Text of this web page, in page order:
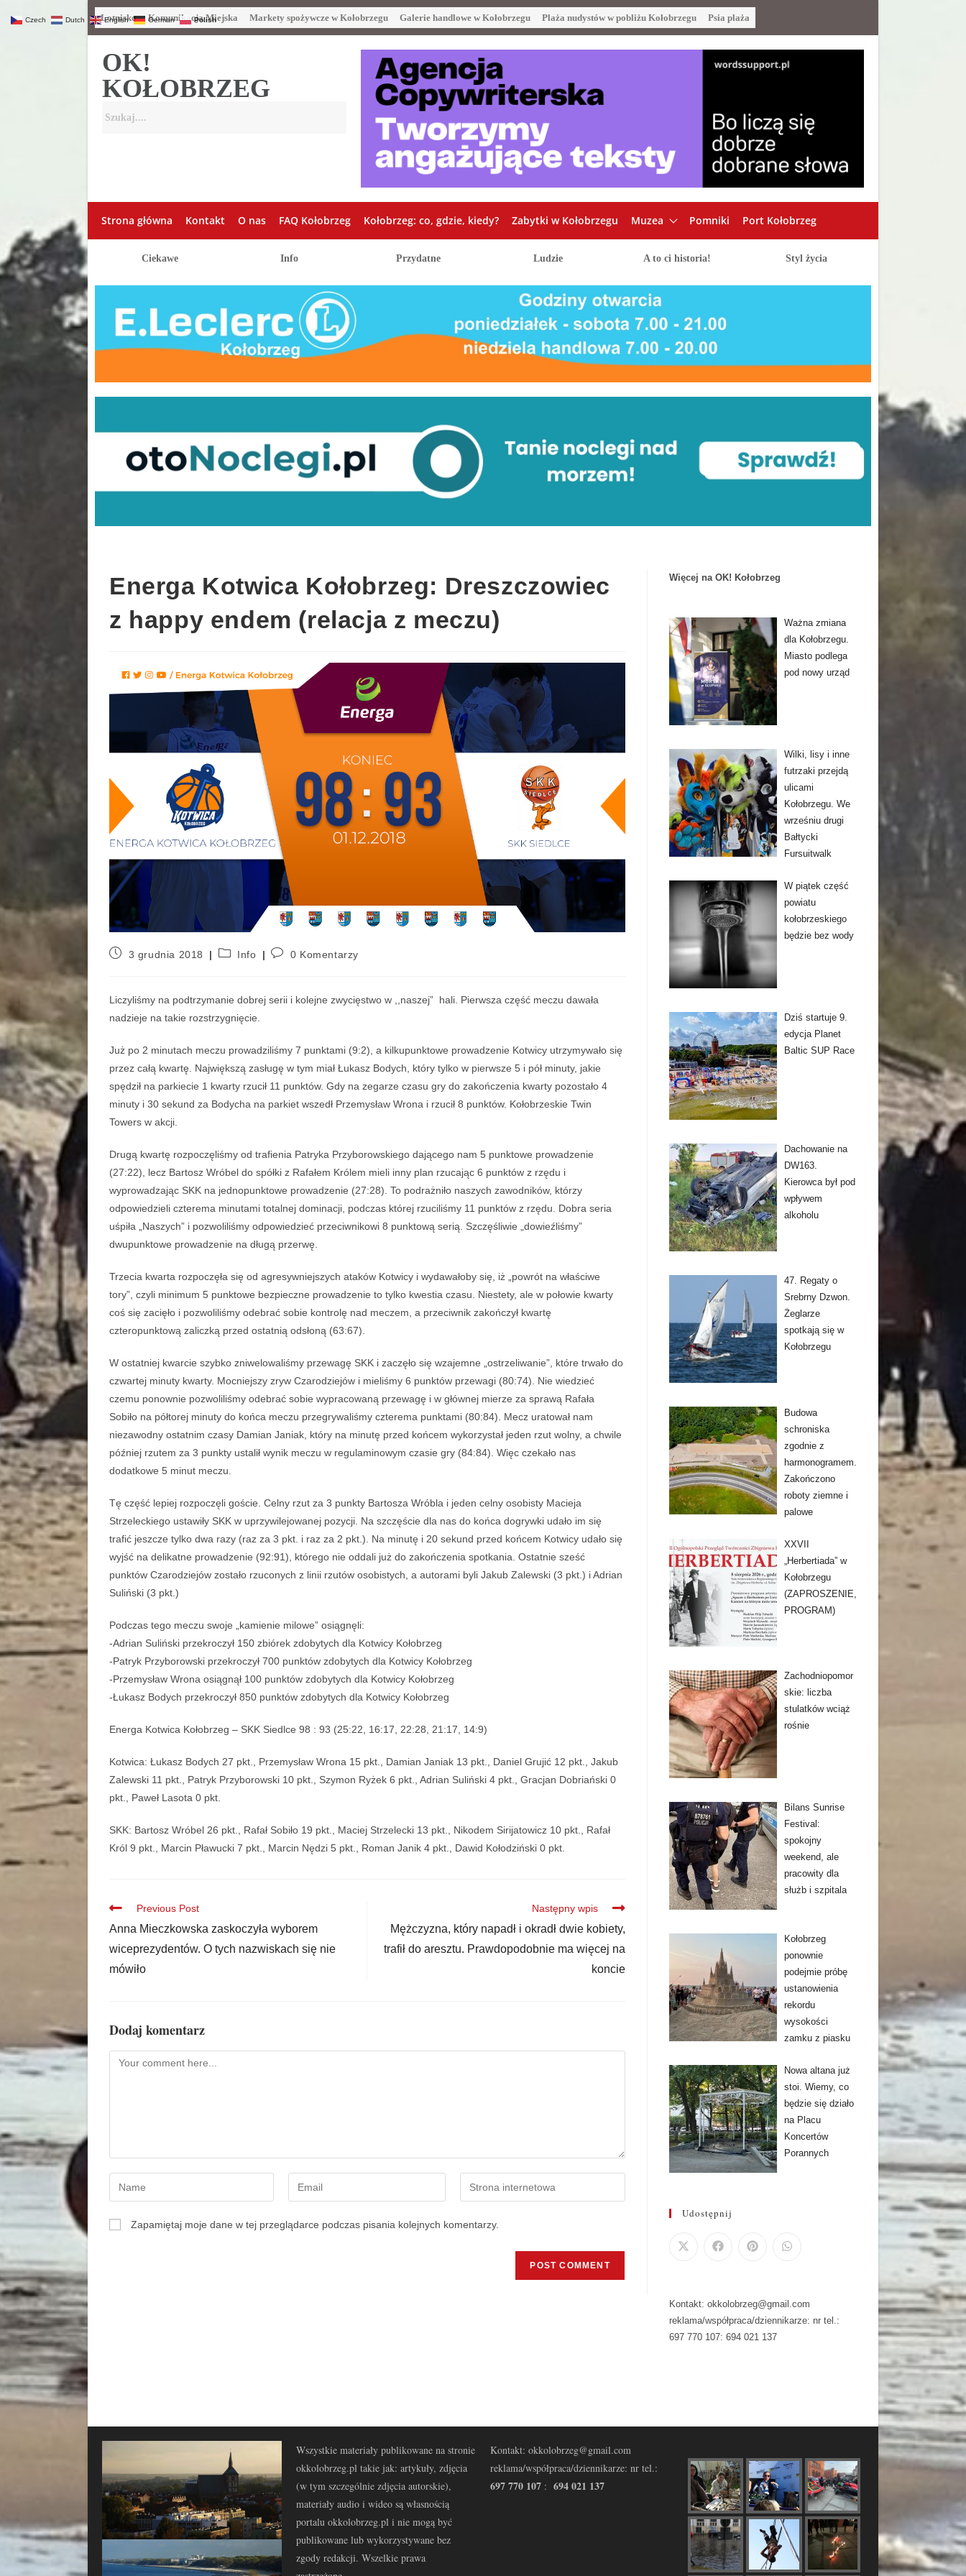
Lotnisko Komunikacja Miejska Markety spożywcze w Kołobrzegu Galerie handlowe w Kołobrzegu Plaża nudystów w pobliżu Kołobrzegu Psia plaża
OK!
KOŁOBRZEG
Strona główna Kontakt O nas FAQ Kołobrzeg Kołobrzeg: co, gdzie, kiedy? Zabytki w Kołobrzegu Muzea Pomniki Port Kołobrzeg
Ciekawe Info Przydatne Ludzie A to ci historia! Styl życia
Energa Kotwica Kołobrzeg: Dreszczowiec
z happy endem (relacja z meczu)
3 grudnia 2018 Info 0 Komentarzy
Liczyliśmy na podtrzymanie dobrej serii i kolejne zwycięstwo w ,,naszej” hali. Pierwsza część meczu dawała
nadzieje na takie rozstrzygnięcie.
Już po 2 minutach meczu prowadziliśmy 7 punktami (9:2), a kilkupunktowe prowadzenie Kotwicy utrzymywało się
przez całą kwartę. Największą zasługę w tym miał Łukasz Bodych, który tylko w pierwsze 5 i pół minuty, jakie
spędził na parkiecie 1 kwarty rzucił 11 punktów. Gdy na zegarze czasu gry do zakończenia kwarty pozostało 4
minuty i 30 sekund za Bodycha na parkiet wszedł Przemysław Wrona i rzucił 8 punktów. Kołobrzeskie Twin
Towers w akcji.
Drugą kwartę rozpoczęliśmy od trafienia Patryka Przyborowskiego dającego nam 5 punktowe prowadzenie
(27:22), lecz Bartosz Wróbel do spółki z Rafałem Królem mieli inny plan rzucając 6 punktów z rzędu i
wyprowadzając SKK na jednopunktowe prowadzenie (27:28). To podrażniło naszych zawodników, którzy
odpowiedzieli czterema minutami totalnej dominacji, podczas której rzuciliśmy 11 punktów z rzędu. Dobra seria
uśpiła „Naszych” i pozwoliliśmy odpowiedzieć przeciwnikowi 8 punktową serią. Szczęśliwie „dowieźliśmy”
dwupunktowe prowadzenie na długą przerwę.
Trzecia kwarta rozpoczęła się od agresywniejszych ataków Kotwicy i wydawałoby się, iż „powrót na właściwe
tory”, czyli minimum 5 punktowe bezpieczne prowadzenie to tylko kwestia czasu. Niestety, ale w połowie kwarty
coś się zacięło i pozwoliliśmy odebrać sobie kontrolę nad meczem, a przeciwnik zakończył kwartę
czteropunktową zaliczką przed ostatnią odsłoną (63:67).
W ostatniej kwarcie szybko zniwelowaliśmy przewagę SKK i zaczęło się wzajemne „ostrzeliwanie”, które trwało do
czwartej minuty kwarty. Mocniejszy zryw Czarodziejów i mieliśmy 6 punktów przewagi (80:74). Nie wiedzieć
czemu ponownie pozwoliliśmy odebrać sobie wypracowaną przewagę i w głównej mierze za sprawą Rafała
Sobiło na półtorej minuty do końca meczu przegrywaliśmy czterema punktami (80:84). Mecz uratował nam
niezawodny ostatnim czasy Damian Janiak, który na minutę przed końcem wykorzystał jeden rzut wolny, a chwile
później rzutem za 3 punkty ustalił wynik meczu w regulaminowym czasie gry (84:84). Więc czekało nas
dodatkowe 5 minut meczu.
Tę część lepiej rozpoczęli goście. Celny rzut za 3 punkty Bartosza Wróbla i jeden celny osobisty Macieja
Strzeleckiego ustawiły SKK w uprzywilejowanej pozycji. Na szczęście dla nas do końca dogrywki udało im się
trafić jeszcze tylko dwa razy (raz za 3 pkt. i raz za 2 pkt.). Na minutę i 20 sekund przed końcem Kotwicy udało się
wyjść na delikatne prowadzenie (92:91), którego nie oddali już do zakończenia spotkania. Ostatnie sześć
punktów Czarodziejów zostało rzuconych z linii rzutów osobistych, a autorami byli Jakub Zalewski (3 pkt.) i Adrian
Suliński (3 pkt.)
Podczas tego meczu swoje „kamienie milowe” osiągnęli:
-Adrian Suliński przekroczył 150 zbiórek zdobytych dla Kotwicy Kołobrzeg
-Patryk Przyborowski przekroczył 700 punktów zdobytych dla Kotwicy Kołobrzeg
-Przemysław Wrona osiągnął 100 punktów zdobytych dla Kotwicy Kołobrzeg
-Łukasz Bodych przekroczył 850 punktów zdobytych dla Kotwicy Kołobrzeg
Energa Kotwica Kołobrzeg – SKK Siedlce 98 : 93 (25:22, 16:17, 22:28, 21:17, 14:9)
Kotwica: Łukasz Bodych 27 pkt., Przemysław Wrona 15 pkt., Damian Janiak 13 pkt., Daniel Grujić 12 pkt., Jakub
Zalewski 11 pkt., Patryk Przyborowski 10 pkt., Szymon Ryżek 6 pkt., Adrian Suliński 4 pkt., Gracjan Dobriański 0
pkt., Paweł Lasota 0 pkt.
SKK: Bartosz Wróbel 26 pkt., Rafał Sobiło 19 pkt., Maciej Strzelecki 13 pkt., Nikodem Sirijatowicz 10 pkt., Rafał
Król 9 pkt., Marcin Pławucki 7 pkt., Marcin Nędzi 5 pkt., Roman Janik 4 pkt., Dawid Kołodziński 0 pkt.
Previous Post
Anna Mieczkowska zaskoczyła wyborem
wiceprezydentów. O tych nazwiskach się nie
mówiło
Następny wpis
Mężczyzna, który napadł i okradł dwie kobiety,
trafił do aresztu. Prawdopodobnie ma więcej na
koncie
Dodaj komentarz
Zapamiętaj moje dane w tej przeglądarce podczas pisania kolejnych komentarzy.
Więcej na OK! Kołobrzeg
Ważna zmiana
dla Kołobrzegu.
Miasto podlega
pod nowy urząd
Wilki, lisy i inne
futrzaki przejdą
ulicami
Kołobrzegu. We
wrześniu drugi
Bałtycki
Fursuitwalk
W piątek część
powiatu
kołobrzeskiego
będzie bez wody
Dziś startuje 9.
edycja Planet
Baltic SUP Race
Dachowanie na
DW163.
Kierowca był pod
wpływem
alkoholu
47. Regaty o
Srebrny Dzwon.
Żeglarze
spotkają się w
Kołobrzegu
Budowa
schroniska
zgodnie z
harmonogramem.
Zakończono
roboty ziemne i
palowe
XXVII
„Herbertiada” w
Kołobrzegu
(ZAPROSZENIE,
PROGRAM)
Zachodniopomor
skie: liczba
stulatków wciąż
rośnie
Bilans Sunrise
Festival:
spokojny
weekend, ale
pracowity dla
służb i szpitala
Kołobrzeg
ponownie
podejmie próbę
ustanowienia
rekordu
wysokości
zamku z piasku
Nowa altana już
stoi. Wiemy, co
będzie się działo
na Placu
Koncertów
Porannych
Udostępnij
Kontakt: okkolobrzeg@gmail.com
reklama/współpraca/dziennikarze: nr tel.:
697 770 107: 694 021 137
Wszystkie materiały publikowane na stronie
okkolobrzeg.pl takie jak: artykuły, zdjęcia
(w tym szczególnie zdjęcia autorskie),
materiały audio i wideo są własnością
portalu okkolobrzeg.pl i nie mogą być
publikowane lub wykorzystywane bez
zgody redakcji. Wszelkie prawa
Kontakt: okkolobrzeg@gmail.com
reklama/współpraca/dziennikarze: nr tel.:
697 770 107 : 694 021 137
Czech Dutch English German Polish